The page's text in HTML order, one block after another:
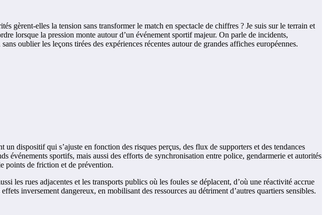
gèrent-elles la tension sans transformer le match en spectacle de chiffres ? Je suis sur le terrain et
lorsque la pression monte autour d’un événement sportif majeur. On parle de incidents,
oublier les leçons tirées des expériences récentes autour de grandes affiches européennes.
dispositif qui s’ajuste en fonction des risques perçus, des flux de supporters et des tendances
événements sportifs, mais aussi des efforts de synchronisation entre police, gendarmerie et autorités
points de friction et de prévention.
les rues adjacentes et les transports publics où les foules se déplacent, d’où une réactivité accrue
inversement dangereux, en mobilisant des ressources au détriment d’autres quartiers sensibles.